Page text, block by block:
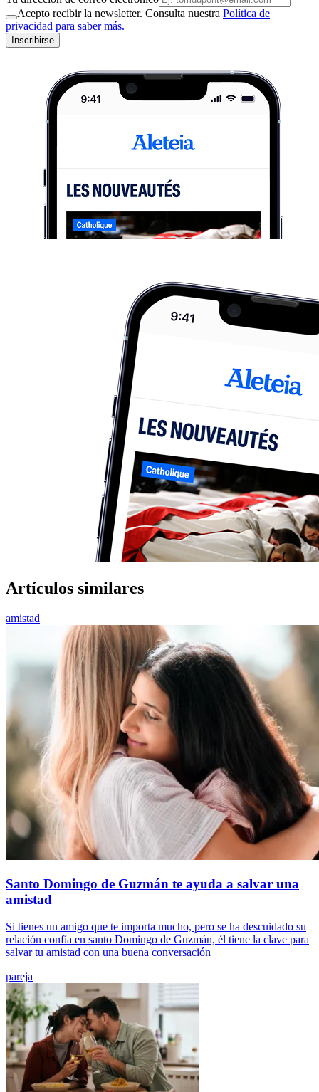
Acepto recibir la newsletter. Consulta nuestra Política de
privacidad para saber más.
Inscribirse
Artículos similares
amistad
Santo Domingo de Guzmán te ayuda a salvar una
amistad
Si tienes un amigo que te importa mucho, pero se ha descuidado su
relación confía en santo Domingo de Guzmán, él tiene la clave para
salvar tu amistad con una buena conversación
pareja